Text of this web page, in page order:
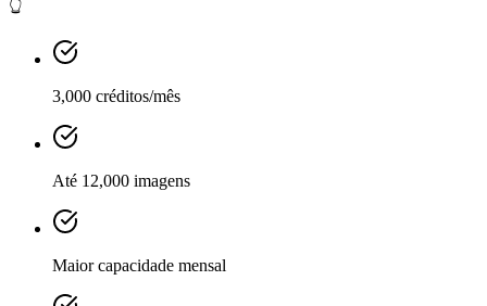
👆
3,000 créditos/mês
Até 12,000 imagens
Maior capacidade mensal